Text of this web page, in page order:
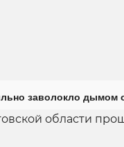
заволокло дымом